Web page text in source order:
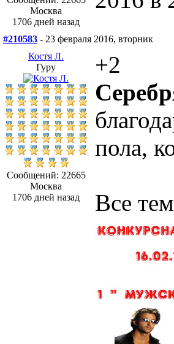
Москва
1706 дней назад
#210583 - 23 февраля 2016, вторник
Костя Л.
Гуру
Сообщений: 22665
Москва
1706 дней назад
+2
пола,
Все